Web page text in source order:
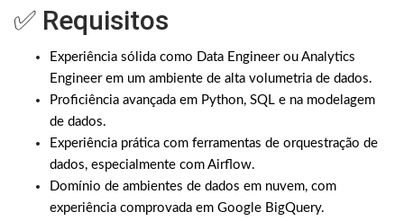
✅ Requisitos
Experiência sólida como Data Engineer ou Analytics
Engineer em um ambiente de alta volumetria de dados.
Proficiência avançada em Python, SQL e na modelagem
de dados.
Experiência prática com ferramentas de orquestração de
dados, especialmente com Airflow.
Domínio de ambientes de dados em nuvem, com
experiência comprovada em Google BigQuery.